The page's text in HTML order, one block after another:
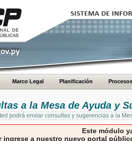
Marco Legal Planificación Procesos
a la Mesa de Ayuda y
podrá enviar consultas y sugerencias a la
Este módulo
ingrese a nuestro nuevo portal